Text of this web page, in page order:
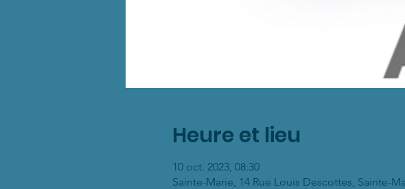
Heure et lieu
10 oct. 2023, 08:30
Sainte-Marie, 14 Rue Louis Descottes, Sainte-